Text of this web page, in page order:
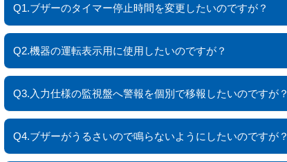
Q1.ブザーのタイマー停止時間を変更したいのですが？
Q2.機器の運転表示用に使用したいのですが？
Q3.入力仕様の監視盤へ警報を個別で移報したいのですが？
Q4.ブザーがうるさいので鳴らないようにしたいのですが？